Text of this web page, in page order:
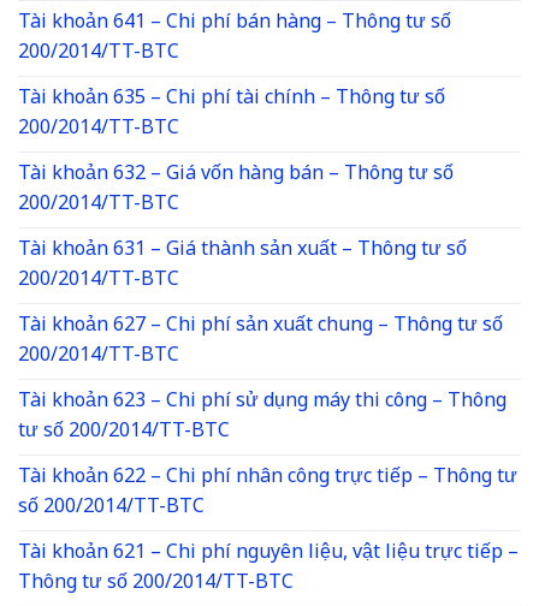
Tài khoản 641 – Chi phí bán hàng – Thông tư số
200/2014/TT-BTC
Tài khoản 635 – Chi phí tài chính – Thông tư số
200/2014/TT-BTC
Tài khoản 632 – Giá vốn hàng bán – Thông tư số
200/2014/TT-BTC
Tài khoản 631 – Giá thành sản xuất – Thông tư số
200/2014/TT-BTC
Tài khoản 627 – Chi phí sản xuất chung – Thông tư số
200/2014/TT-BTC
Tài khoản 623 – Chi phí sử dụng máy thi công – Thông
tư số 200/2014/TT-BTC
Tài khoản 622 – Chi phí nhân công trực tiếp – Thông tư
số 200/2014/TT-BTC
Tài khoản 621 – Chi phí nguyên liệu, vật liệu trực tiếp –
Thông tư số 200/2014/TT-BTC